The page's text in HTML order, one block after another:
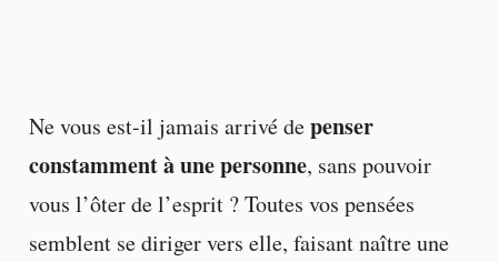
Ne vous est-il jamais arrivé depenser
constamment à une personne, sans pouvoir
vous l’ôter de l’esprit ? Toutes vos pensées
semblent se diriger vers elle, faisant naître une